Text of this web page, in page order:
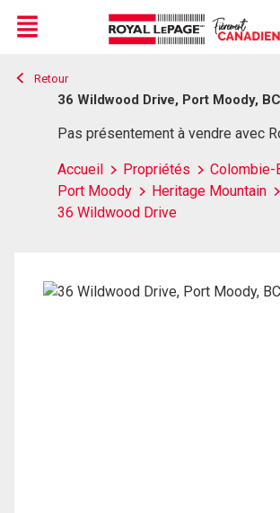
Live
En Direct
Menu
Retour
36 Wildwood Drive, Port Moody, BC
Pas présentement à vendre avec
Accueil Propriétés
Colombie-
Port Moody
Heritage Mountain
36 Wildwood Drive